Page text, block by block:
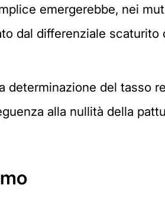
emergerebbe, nei
dal differenziale scaturito
determinazione del tasso
alla nullità della